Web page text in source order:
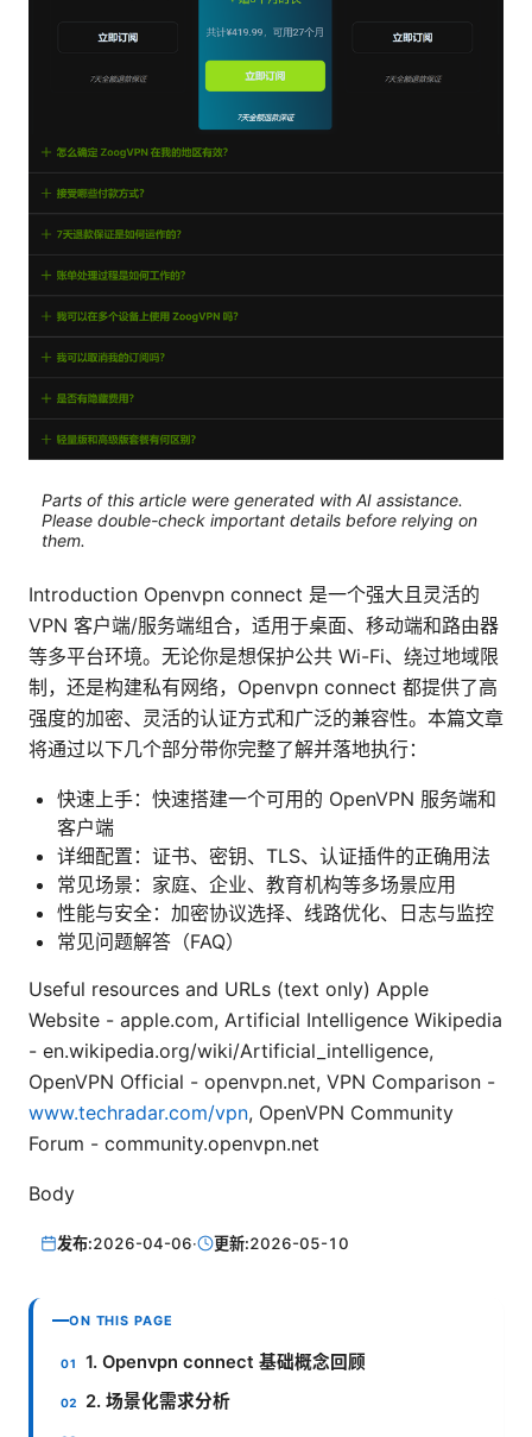
Parts of this article were generated with AI assistance.
Please double-check important details before relying on
them.
Introduction Openvpn connect 是一个强大且灵活的
VPN 客户端/服务端组合，适用于桌面、移动端和路由器
等多平台环境。无论你是想保护公共 Wi-Fi、绕过地域限
制，还是构建私有网络，Openvpn connect 都提供了高
强度的加密、灵活的认证方式和广泛的兼容性。本篇文章
将通过以下几个部分带你完整了解并落地执行：
快速上手：快速搭建一个可用的 OpenVPN 服务端和
客户端
详细配置：证书、密钥、TLS、认证插件的正确用法
常见场景：家庭、企业、教育机构等多场景应用
性能与安全：加密协议选择、线路优化、日志与监控
常见问题解答（FAQ）
Useful resources and URLs (text only) Apple
Website - apple.com, Artificial Intelligence Wikipedia
- en.wikipedia.org/wiki/Artificial_intelligence,
OpenVPN Official - openvpn.net, VPN Comparison -
www.techradar.com/vpn, OpenVPN Community
Forum - community.openvpn.net
Body
发布:2026-04-06· 更新:2026-05-10
ON THIS PAGE
1. Openvpn connect 基础概念回顾
2. 场景化需求分析